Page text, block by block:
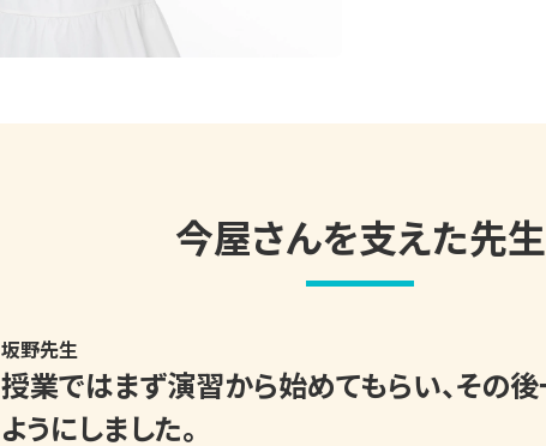
今屋さんを支えた先生
坂野先生
授業ではまず演習から始めてもらい、その
ようにしました。